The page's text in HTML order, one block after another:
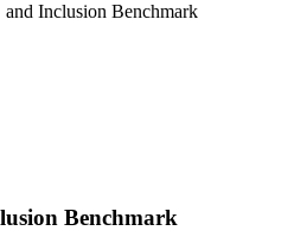
Inclusion Benchmark
Benchmark